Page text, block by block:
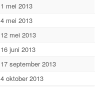
1 mei 2013
4 mei 2013
12 mei 2013
16 juni 2013
17 september 2013
4 oktober 2013